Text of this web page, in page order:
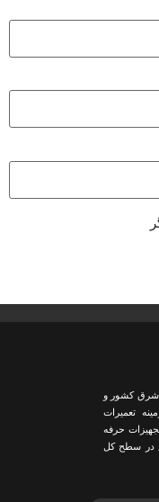
شرق کشور و
خود را در زمینه تعمیرات
حرفه
در سطح کل